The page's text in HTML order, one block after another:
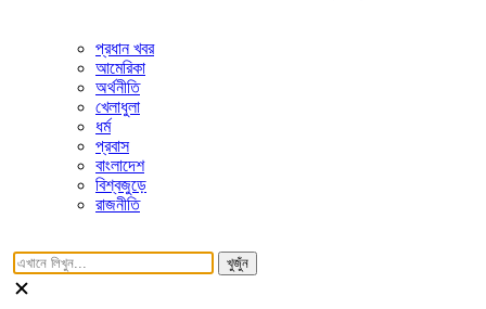
প্রধান খবর
আমেরিকা
অর্থনীতি
খেলাধুলা
ধর্ম
প্রবাস
বাংলাদেশ
বিশ্বজুড়ে
রাজনীতি
খুজুঁন